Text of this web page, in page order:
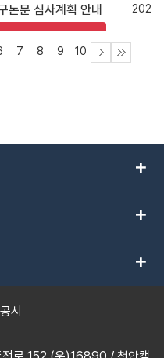
논문 심사계획 안내
7 8 9 10
add
add
add
시